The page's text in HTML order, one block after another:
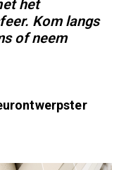
het
Kom langs
of neem